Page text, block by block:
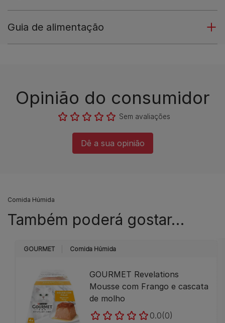
Guia de alimentação
Opinião do consumidor​
Sem avaliações​
Dê a sua opinião​
Comida Húmida
Também poderá gostar…
GOURMET Comida Húmida
GOURMET Revelations
Mousse com Frango e cascata
de molho
0.0(0)